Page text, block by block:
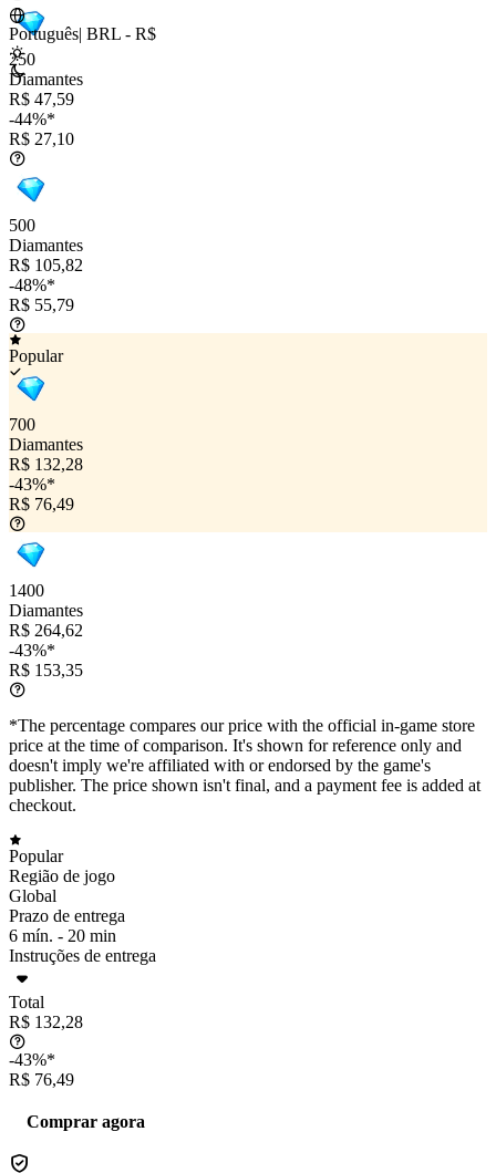
Português| BRL - R$
250
Diamantes
R$ 47,59
-44%*
R$ 27,10
500
Diamantes
R$ 105,82
-48%*
R$ 55,79
Popular
700
Diamantes
R$ 132,28
-43%*
R$ 76,49
1400
Diamantes
R$ 264,62
-43%*
R$ 153,35
*The percentage compares our price with the official in-game store
price at the time of comparison. It's shown for reference only and
doesn't imply we're affiliated with or endorsed by the game's
publisher. The price shown isn't final, and a payment fee is added at
checkout.
Popular
Região de jogo
Global
Prazo de entrega
6 mín. - 20 min
Instruções de entrega
Total
R$ 132,28
-43%*
R$ 76,49
Comprar agora